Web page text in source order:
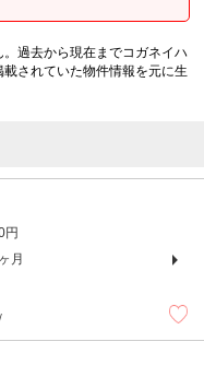
過去から現在までコガネイハ
されていた物件情報を元に生
円
月